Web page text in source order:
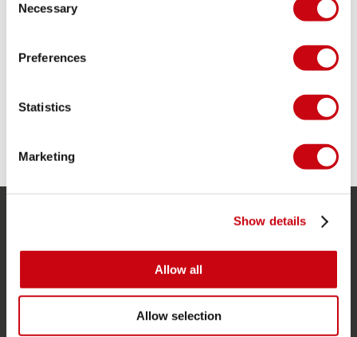
Selection
Necessary
Preferences
Statistics
Marketing
Show details
Allow all
Allow selection
ULTIMATE LIFE VEST GUIDE (2023)
11 juli 2023
Returer